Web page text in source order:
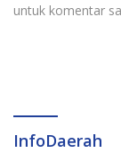
untuk komentar
InfoDaerah